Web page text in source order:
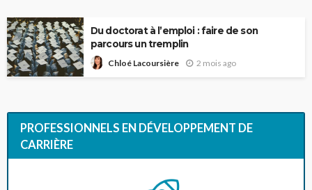
Du doctorat à l’emploi : faire de son
parcours un tremplin
Chloé Lacoursière 2 mois ago
PROFESSIONNELS EN DÉVELOPPEMENT DE
CARRIÈRE